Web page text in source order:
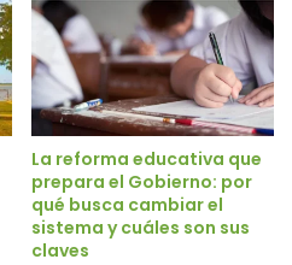
La reforma educativa que
prepara el Gobierno: por
qué busca cambiar el
sistema y cuáles son sus
claves